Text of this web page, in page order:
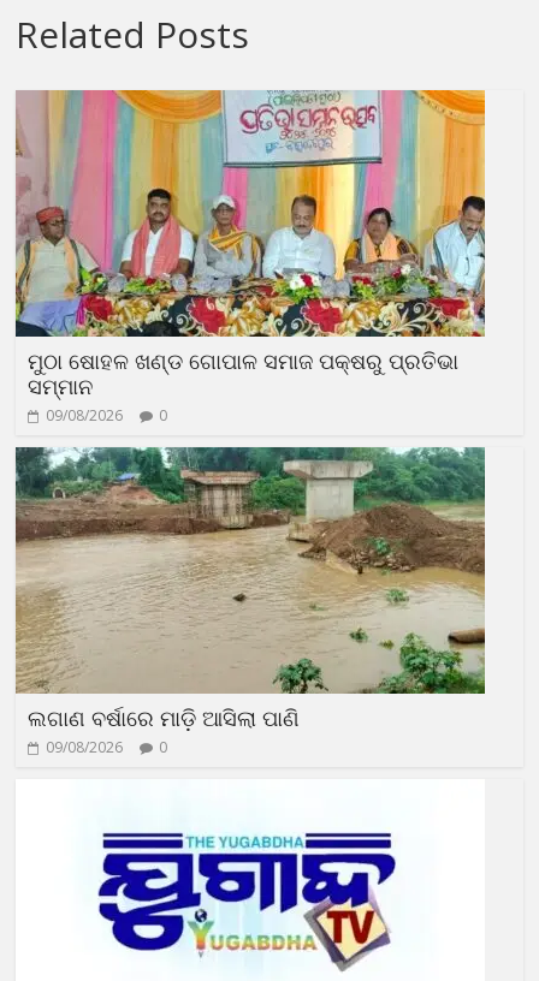
Related Posts
ମୁଠା ଷୋହଳ ଖଣ୍ଡ ଗୋପାଳ ସମାଜ ପକ୍ଷରୁ ପ୍ରତିଭା
ସମ୍ମାନ
09/08/2026 0
ଲଗାଣ ବର୍ଷାରେ ମାଡ଼ି ଆସିଲା ପାଣି
09/08/2026 0